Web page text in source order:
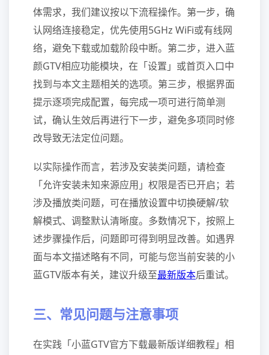
体需求，我们建议按以下流程操作。第一步，确
认网络连接稳定，优先使用5GHz WiFi或有线网
络，避免下载或加载阶段中断。第二步，进入蓝
颜GTV相应功能模块，在「设置」或首页入口中
找到与本文主题相关的选项。第三步，根据界面
提示逐项完成配置，每完成一项可进行简单测
试，确认生效后再进行下一步，避免多项同时修
改导致无法定位问题。
以实际操作而言，若涉及安装类问题，请检查
「允许安装未知来源应用」权限是否已开启；若
涉及播放类问题，可在播放设置中切换硬解/软
解模式、调整默认清晰度。多数情况下，按照上
述步骤操作后，问题即可得到明显改善。如遇界
面与本文描述略有不同，可能与您当前安装的小
蓝GTV版本有关，建议升级至最新版本后重试。
三、常见问题与注意事项
在实践「小蓝GTV官方下载最新版详细教程」相